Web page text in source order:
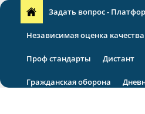
Задать вопрос -
Независимая оценка
Проф стандарты Дистант
Гражданская оборона